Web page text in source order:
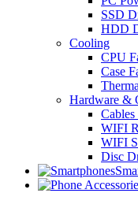
SSD
HDD
Cooling
CPU
Case
Hardware &
WIFI
WIFI
Disc